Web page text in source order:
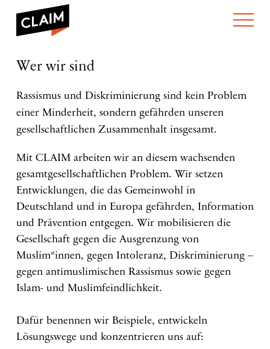
WIE WIR ARBEITEN
TEAM
ARBEITEN BEI CLAIM
TRANSPARENZ
AKTUELLES
VERANSTALTUNGEN
PUBLIKATIONEN
ENGLISH
WerWer wir sind
Rassismus und Diskriminierung sind kein Problem
einer Minderheit, sondern gefährden unseren
gesellschaftlichen Zusammenhalt insgesamt.
Mit CLAIM arbeiten wir an diesem wachsenden
gesamtgesellschaftlichen Problem. Wir setzen
Entwicklungen, die das Gemeinwohl in
Deutschland und in Europa gefährden, Information
und Prävention entgegen. Wir mobilisieren die
Gesellschaft gegen die Ausgrenzung von
Muslim*innen, gegen Intoleranz, Diskriminierung –
gegen antimuslimischen Rassismus sowie gegen
Islam- und Muslimfeindlichkeit.
Dafür benennen wir Beispiele, entwickeln
Lösungswege und konzentrieren uns auf: